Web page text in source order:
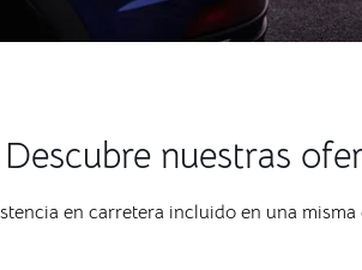
Descubre nuestras
en carretera incluido en una